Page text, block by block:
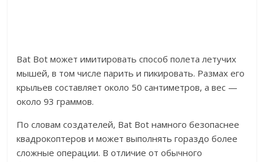
Bat Bot может имитировать способ полета летучих
мышей, в том числе парить и пикировать. Размах его
крыльев составляет около 50 сантиметров, а вес —
около 93 граммов.
По словам создателей, Bat Bot намного безопаснее
квадрокоптеров и может выполнять гораздо более
сложные операции. В отличие от обычного